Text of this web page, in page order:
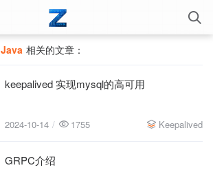
Java 相关的文章：
2024-10-14
keepalived 实现mysql的高可用
2024-10-14 1755 Keepalived
2024-04-30
GRPC介绍